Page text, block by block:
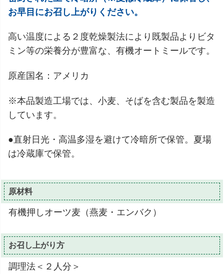
お早目にお召し上がりください。
高い温度による２度乾燥製法により既製品よりビタ
ミン等の栄養分が豊富な、有機オートミールです。
原産国名：アメリカ
※本品製造工場では、小麦、そばを含む製品を製造
しています。
●直射日光・高温多湿を避けて冷暗所で保管。夏場
は冷蔵庫で保管。
原材料
有機押しオーツ麦（燕麦・エンバク）
お召し上がり方
調理法＜２人分＞